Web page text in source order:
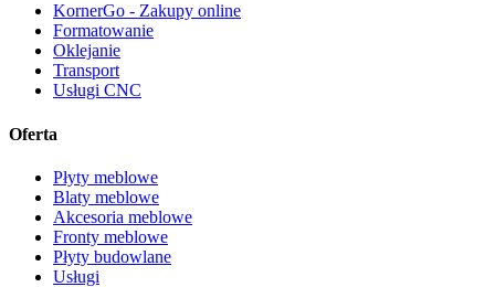
KornerGo - Zakupy online
Formatowanie
Oklejanie
Transport
Usługi CNC
Oferta
Płyty meblowe
Blaty meblowe
Akcesoria meblowe
Fronty meblowe
Płyty budowlane
Usługi